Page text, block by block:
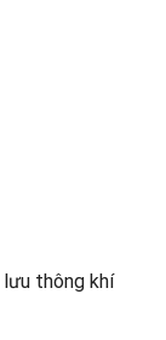
thông khí